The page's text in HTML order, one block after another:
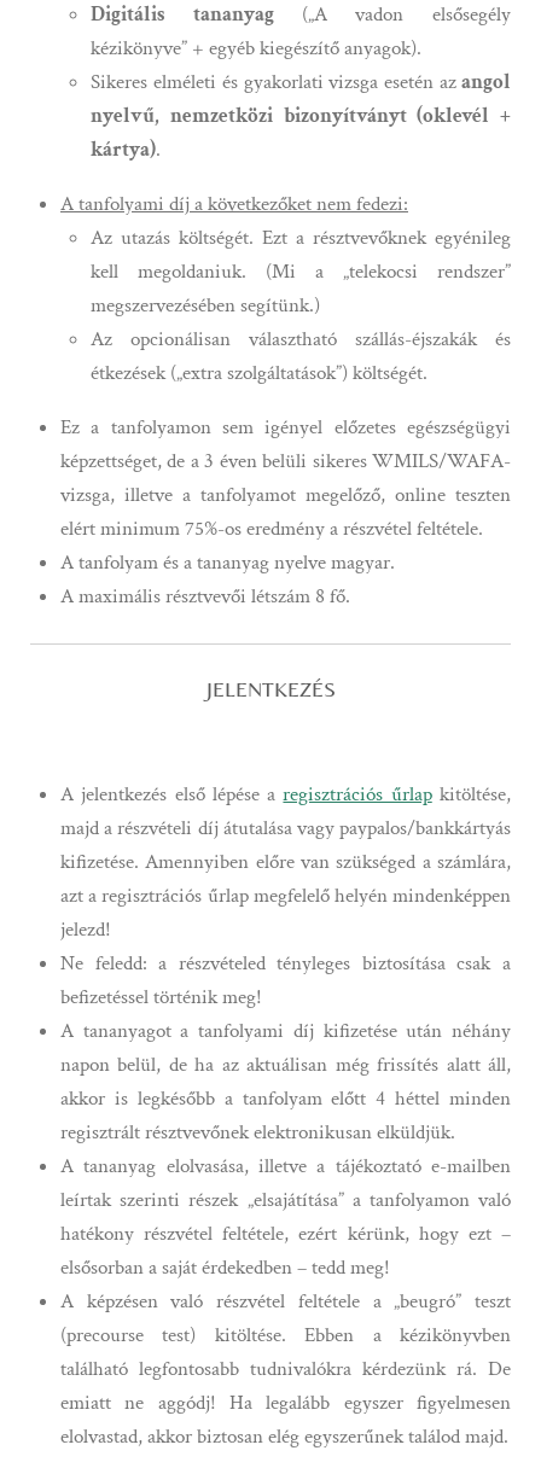
Digitális tananyag („A vadon elsősegély
kézikönyve” + egyéb kiegészítő anyagok).
Sikeres elméleti és gyakorlati vizsga esetén azangol
nyelvű, nemzetközi bizonyítványt (oklevél +
kártya).
A tanfolyami díj a következőket nem fedezi:
Az utazás költségét. Ezt a résztvevőknek egyénileg
kell megoldaniuk. (Mi a „telekocsi rendszer”
megszervezésében segítünk.)
Az opcionálisan választható szállás-éjszakák és
étkezések („extra szolgáltatások”) költségét.
Ez a tanfolyamon sem igényel előzetes egészségügyi
képzettséget, de a 3 éven belüli sikeres WMILS/WAFA-
vizsga, illetve a tanfolyamot megelőző, online teszten
elért minimum 75%-os eredmény a részvétel feltétele.
A tanfolyam és a tananyag nyelve magyar.
A maximális résztvevői létszám 8 fő.
JELENTKEZÉS
A jelentkezés első lépése aregisztrációs űrlapkitöltése,
majd a részvételi díj átutalása vagy paypalos/bankkártyás
kifizetése. Amennyiben előre van szükséged a számlára,
azt a regisztrációs űrlap megfelelő helyén mindenképpen
jelezd!
Ne feledd: a részvételed tényleges biztosítása csak a
befizetéssel történik meg!
A tananyagot a tanfolyami díj kifizetése után néhány
napon belül, de ha az aktuálisan még frissítés alatt áll,
akkor is legkésőbb a tanfolyam előtt 4 héttel minden
regisztrált résztvevőnek elektronikusan elküldjük.
A tananyag elolvasása, illetve a tájékoztató e-mailben
leírtak szerinti részek „elsajátítása” a tanfolyamon való
hatékony részvétel feltétele, ezért kérünk, hogy ezt –
elsősorban a saját érdekedben – tedd meg!
A képzésen való részvétel feltétele a „beugró” teszt
(precourse test) kitöltése. Ebben a kézikönyvben
található legfontosabb tudnivalókra kérdezünk rá. De
emiatt ne aggódj! Ha legalább egyszer figyelmesen
elolvastad, akkor biztosan elég egyszerűnek találod majd.